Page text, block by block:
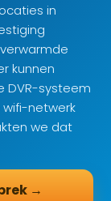
in
kunnen
DVR-systeem
netwerk
we dat
→